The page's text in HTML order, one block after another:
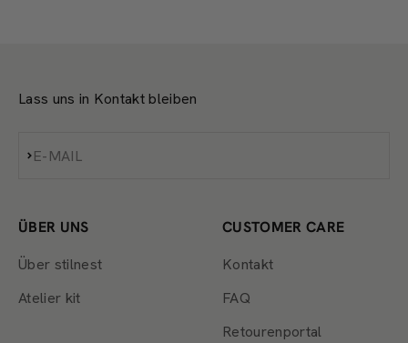
Lass uns in Kontakt bleiben
E-MAIL
Abonnieren
ÜBER UNS
Über stilnest
Atelier kit
CUSTOMER CARE
Kontakt
FAQ
Retourenportal